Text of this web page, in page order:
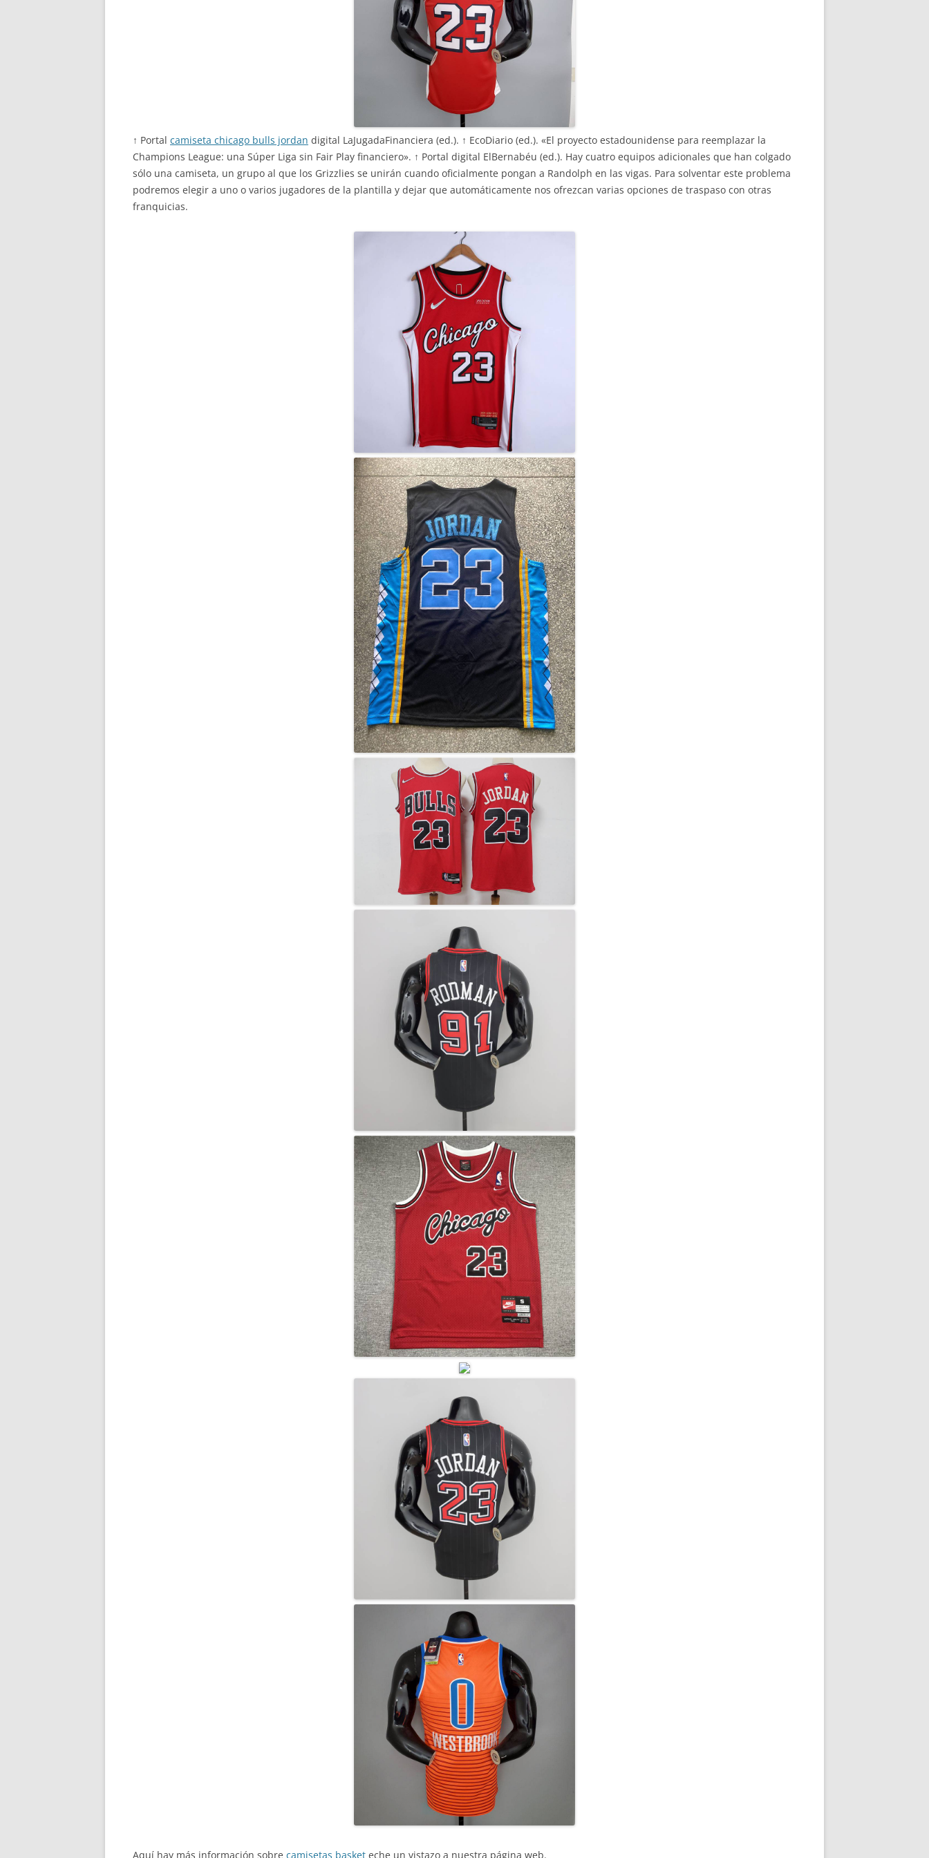
↑ Portal camiseta chicago bulls jordan digital LaJugadaFinanciera (ed.). ↑ EcoDiario (ed.). «El proyecto estadounidense para reemplazar la
Champions League: una Súper Liga sin Fair Play financiero». ↑ Portal digital ElBernabéu (ed.). Hay cuatro equipos adicionales que han colgado
sólo una camiseta, un grupo al que los Grizzlies se unirán cuando oficialmente pongan a Randolph en las vigas. Para solventar este problema
podremos elegir a uno o varios jugadores de la plantilla y dejar que automáticamente nos ofrezcan varias opciones de traspaso con otras
franquicias.
Aquí hay más información sobre camisetas basket eche un vistazo a nuestra página web.